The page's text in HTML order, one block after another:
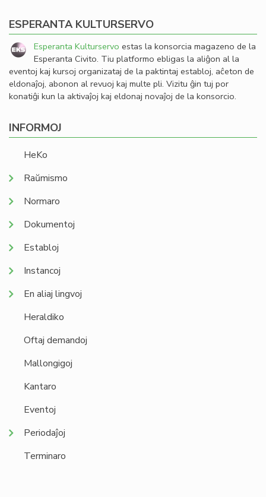
ESPERANTA KULTURSERVO
Esperanta Kulturservo estas la konsorcia magazeno de la
Esperanta Civito. Tiu platformo ebligas la aliĝon al la
eventoj kaj kursoj organizataj de la paktintaj establoj, aĉeton de
eldonaĵoj, abonon al revuoj kaj multe pli. Vizitu ĝin tuj por
konatiĝi kun la aktivaĵoj kaj eldonaj novaĵoj de la konsorcio.
INFORMOJ
HeKo
Raŭmismo
Normaro
Dokumentoj
Establoj
Instancoj
En aliaj lingvoj
Heraldiko
Oftaj demandoj
Mallongigoj
Kantaro
Eventoj
Periodaĵoj
Terminaro